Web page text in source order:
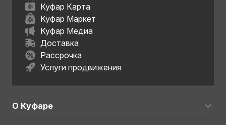
Куфар Карта
Куфар Маркет
Куфар Медиа
Доставка
Рассрочка
Услуги продвижения
О Куфаре